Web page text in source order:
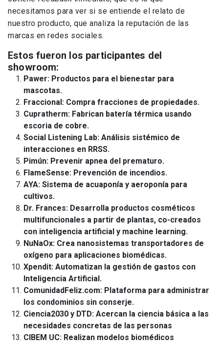
necesitamos para ver si se entiende el relato de
nuestro producto, que analiza la reputación de las
marcas en redes sociales.
Estos fueron los participantes del
showroom:
Pawer: Productos para el bienestar para
mascotas.
Fraccional: Compra fracciones de propiedades.
Cupratherm: Fabrican batería térmica usando
escoria de cobre.
Social Listening Lab: Análisis sistémico de
interacciones en RRSS.
Pimún: Prevenir apnea del prematuro.
FlameSense: Prevención de incendios.
AYA: Sistema de acuaponía y aeroponía para
cultivos.
Dr. Frances: Desarrolla productos cosméticos
multifuncionales a partir de plantas, co-creados
con inteligencia artificial y machine learning.
NuNaOx: Crea nanosistemas transportadores de
oxígeno para aplicaciones biomédicas.
Xpendit: Automatizan la gestión de gastos con
Inteligencia Artificial.
ComunidadFeliz.com: Plataforma para administrar
los condominios sin conserje.
Ciencia2030 y DTD: Acercan la ciencia básica a las
necesidades concretas de las personas
CIBEM UC: Realizan modelos biomédicos